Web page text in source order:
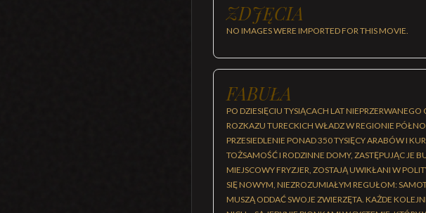
ZDJĘCIA
NO IMAGES WERE IMPORTED FOR THIS MOVIE.
FABUŁA
PO DZIESIĘCIU TYSIĄCACH LAT
ROZKAZU TURECKICH WŁADZ W REGIONIE
PRZESIEDLENIE PONAD 350 TYSIĘCY ARABÓW I
TOŻSAMOŚĆ I RODZINNE DOMY, ZASTĘPUJĄC JE
MIEJSCOWY FRYZJER, ZOSTAJĄ UWIKŁANI W
SIĘ NOWYM, NIEZROZUMIAŁYM REGUŁOM:
MUSZĄ ODDAĆ SWOJE ZWIERZĘTA. KAŻDE